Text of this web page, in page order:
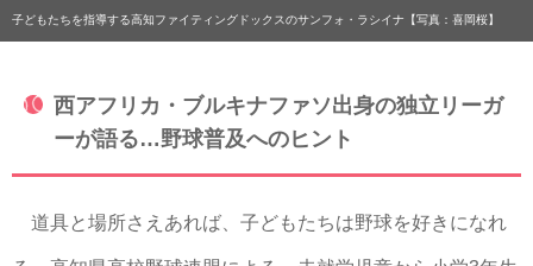
子どもたちを指導する高知ファイティングドックスのサンフォ・ラシイナ【写真：喜岡桜】
西アフリカ・ブルキナファソ出身の独立リーガ
ーが語る…野球普及へのヒント
道具と場所さえあれば、子どもたちは野球を好きになれ